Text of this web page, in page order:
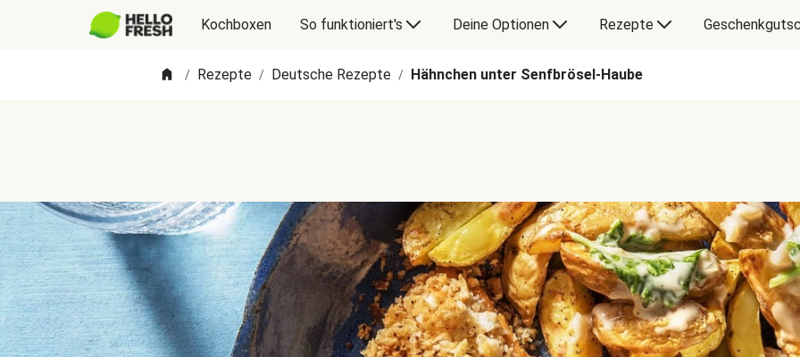
Kochboxen So funktioniert's Deine Optionen Rezepte
/ Rezepte / Deutsche Rezepte / Hähnchen unter Senfbrösel-Haube